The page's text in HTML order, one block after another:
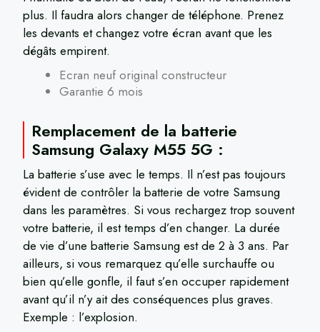
plus. Il faudra alors changer de téléphone. Prenez
les devants et changez votre écran avant que les
dégâts empirent.
Ecran neuf original constructeur
Garantie 6 mois
Remplacement de la batterie
Samsung Galaxy M55 5G :
La batterie s’use avec le temps. Il n’est pas toujours
évident de contrôler la batterie de votre Samsung
dans les paramètres. Si vous rechargez trop souvent
votre batterie, il est temps d’en changer. La durée
de vie d’une batterie Samsung est de 2 à 3 ans. Par
ailleurs, si vous remarquez qu’elle surchauffe ou
bien qu’elle gonfle, il faut s’en occuper rapidement
avant qu’il n’y ait des conséquences plus graves.
Exemple : l’explosion.